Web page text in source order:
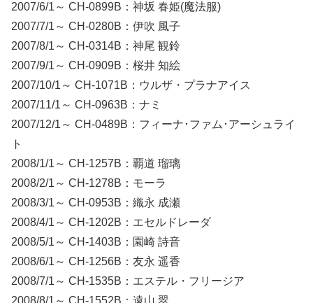
2007/6/1～ CH-0899B：神坂 春姫(魔法服)
2007/7/1～ CH-0280B：伊吹 風子
2007/8/1～ CH-0314B：神尾 観鈴
2007/9/1～ CH-0909B：桜井 知絵
2007/10/1～ CH-1071B：ウルザ・プラナアイス
2007/11/1～ CH-0963B：ナミ
2007/12/1～ CH-0489B：フィーナ･ファム･アーシュライ
ト
2008/1/1～ CH-1257B：覇道 瑠璃
2008/2/1～ CH-1278B：モーラ
2008/3/1～ CH-0953B：織永 成瀬
2008/4/1～ CH-1202B：エセルドレーダ
2008/5/1～ CH-1403B：園崎 詩音
2008/6/1～ CH-1256B：友永 遥香
2008/7/1～ CH-1535B：エステル・フリージア